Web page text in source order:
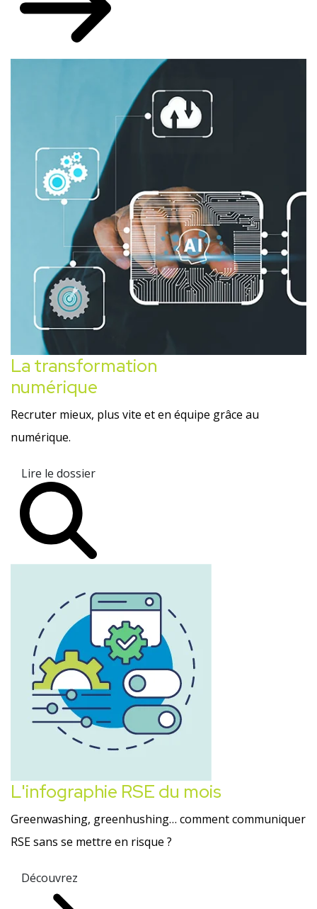
La transformation
numérique
Recruter mieux, plus vite et en équipe grâce au
numérique.
Lire le dossier
L'infographie RSE du mois
Greenwashing, greenhushing… comment communiquer
RSE sans se mettre en risque ?
Découvrez